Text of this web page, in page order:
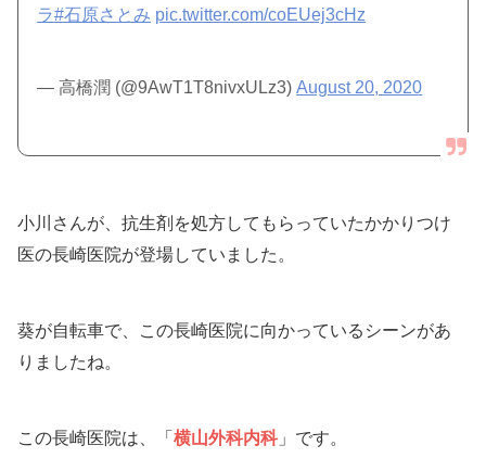
ラ#石原さとみ pic.twitter.com/coEUej3cHz
— 高橋潤 (@9AwT1T8nivxULz3)August 20, 2020
小川さんが、抗生剤を処方してもらっていたかかりつけ
医の長崎医院が登場していました。
葵が自転車で、この長崎医院に向かっているシーンがあ
りましたね。
この長崎医院は、「横山外科内科」です。